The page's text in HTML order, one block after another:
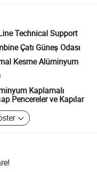
Technical Support
Çatı Güneş Odası
Kesme Alüminyum
Kaplamalı
Pencereler ve Kapılar
!